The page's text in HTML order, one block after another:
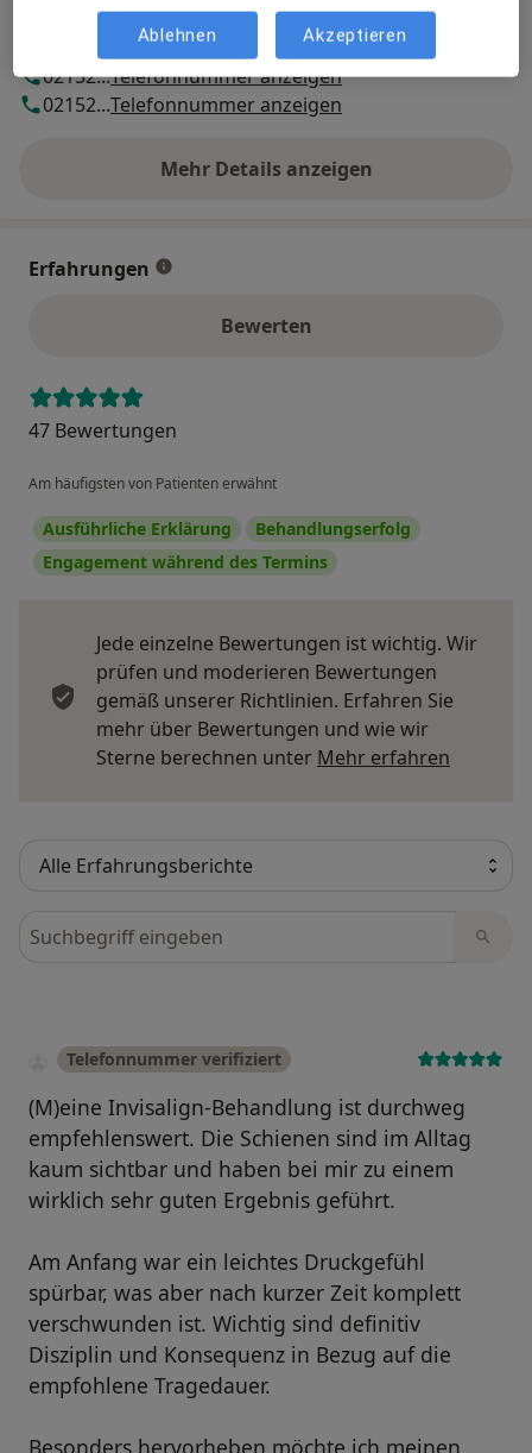
Telefonnummer
02152...Telefonnummer anzeigen
02152...Telefonnummer anzeigen
Mehr Details anzeigen
über die Adresse
Erfahrungen
Bewerten
47 Bewertungen
Am häufigsten von Patienten erwähnt
Ausführliche Erklärung
Behandlungserfolg
Engagement während des Termins
Jede einzelne Bewertungen ist wichtig. Wir
prüfen und moderieren Bewertungen
gemäß unserer Richtlinien. Erfahren Sie
mehr über Bewertungen und wie wir
Sterne berechnen unter Mehr erfahren
Bewertungen durchsuchen
Telefonnummer verifiziert
(M)eine Invisalign-Behandlung ist durchweg
empfehlenswert. Die Schienen sind im Alltag
kaum sichtbar und haben bei mir zu einem
wirklich sehr guten Ergebnis geführt.
Am Anfang war ein leichtes Druckgefühl
spürbar, was aber nach kurzer Zeit komplett
verschwunden ist. Wichtig sind definitiv
Disziplin und Konsequenz in Bezug auf die
empfohlene Tragedauer.
Ablehnen Akzeptieren